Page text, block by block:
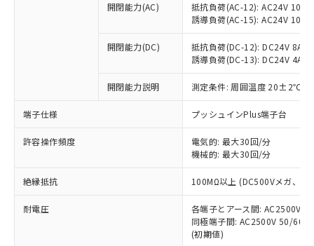
開閉能力(AC)
抵抗負荷(AC-12): AC24V 10A/
誘導負荷(AC-15): AC24V
開閉能力(DC)
抵抗負荷(DC-12): DC24V 8A/
誘導負荷(DC-13): DC24V 4A/
開閉能力説明 測定条件: 周囲温度 20±2℃、
端子仕様 プッシュインPlus端子台
許容操作頻度
電気的: 最大30回/分
機械的: 最大30回/分
絶縁抵抗 100MΩ以上 (DC500Vメガ、点
耐電圧
各端子とアース間: AC2500V
同極端子間: AC2500V 50/
(初期値)
以下の条件をお読みいただき、同意のうえ
ご利用ください。
本サービスは、当社制御機器事業取扱
商品の当社在庫状況および標準価格
(税抜)を提供させていただくもので
当社制御機器事業取扱商品の中には、
本サービスの対象外となる商品もある
ことをご了承ください。
在庫状況および標準価格照会結果は、
記載している更新日時点での社内デー
タに基づき作成されるものであり、閲
覧された時点での実際の在庫および標
準価格とは異なる場合があることをご
対応予定なし：EU RoHS指令（10物質）の
非含有に非対応の商品で、対応品を出す予
定はありません。
調査・確認中：EU RoHS指令（10物質）の
非含有の対応状況を調査中または確認中の
非該当品：ライセンス料など無形物で、有
害物質有無と関係のない商品です。
仕入先様の事情により、非含有部品として
いたものが、含有品と判明した場合などや
むを得ず変更することがあります。
六価クロム(Cr(Ⅵ)) 1000ppm以下、ポリ臭化ビフェニル
類(PBB) 1000ppm以下、ポリ臭化ジフェニルエーテル類
「○」：最大均質材料含有率が中国RoHSの
基準値以下であることを示します。
「×」：最大均質材料含有率が中国RoHSの
基準値を超えていることを示します。
「－」：未確認です。当社販売部門へお問
*中国RoHS10物質の基準値 (GB/T26572)：
Pb(鉛) :1000ppm、 Hg(水銀) : 1000ppm、 Cd(カドミウ
Cr(Ⅵ)(六価クロム) : 1000ppm、 PBBs(ポリ臭化ビフェ
当社は、これら貴社製品のうち、外国
為替および外国貿易法に定める商品
（以下｢規制貨物等」という）を輸出
または国外への提供する場合は、日本
国政府の輸出許可(または役務取引許
可)を取得するなどの必要な手続きを